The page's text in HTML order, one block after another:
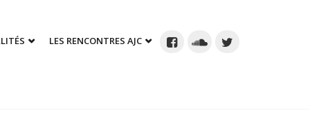
LES RENCONTRES AJC